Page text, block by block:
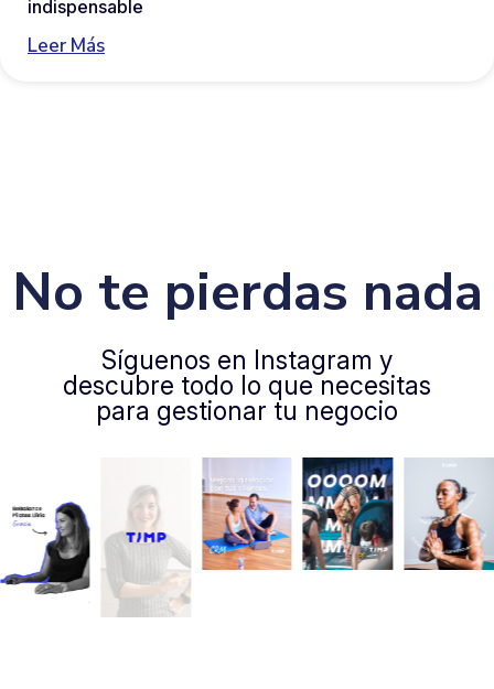
indispensable
Leer Más
No te pierdas nada
Síguenos en Instagram y
descubre todo lo que necesitas
para gestionar tu negocio